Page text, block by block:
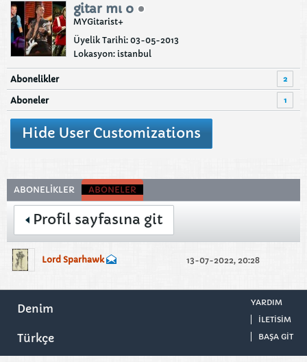
gitar mı o
MYGitarist+
Üyelik Tarihi: 03-05-2013
Lokasyon: istanbul
Abonelikler 2
Aboneler 1
Hide User Customizations
ABONELIKLER ABONELER
Profil sayfasına git
Lord Sparhawk 13-07-2022, 20:28
Denim
Türkçe
YARDIM
ILETISIM
BAŞA GIT